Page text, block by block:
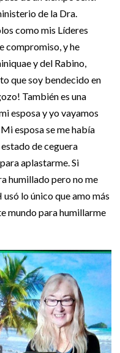
de la Dra.
como mis Líderes
compromiso, y he
y del Rabino,
que soy bendecido en
También es una
esposa y yo vayamos
esposa se me había
de ceguera
aplastarme. Si
humillado pero no me
lo único que amo más
mundo para humillarme